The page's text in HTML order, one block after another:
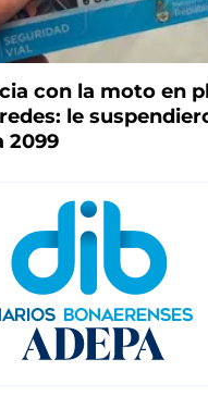
con la moto en
le
2099